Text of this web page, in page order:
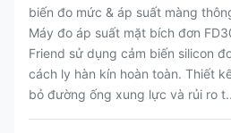
biến đo mức & áp suất màng
Máy đo áp suất mặt bích đơn
Friend sử dụng cảm biến silicon
cách ly hàn kín hoàn toàn. Thiết
bỏ đường ống xung lực và rủi ro